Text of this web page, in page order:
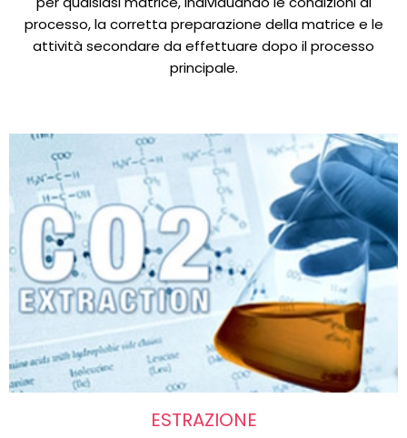
processo, la corretta preparazione della matrice e le
attività secondare da effettuare dopo il processo
principale.
ESTRAZIONE